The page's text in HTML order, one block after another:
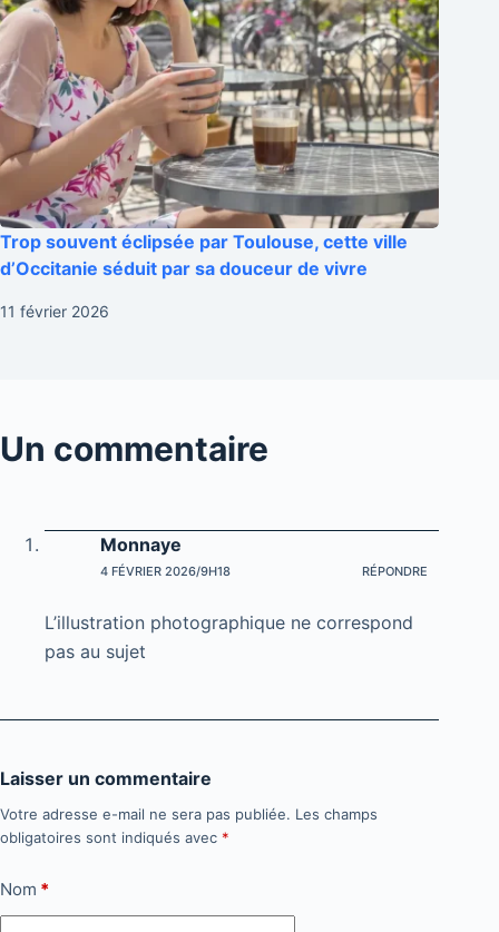
Trop souvent éclipsée par Toulouse, cette ville
d’Occitanie séduit par sa douceur de vivre
11 février 2026
Un commentaire
Monnaye
4 FÉVRIER 2026/9H18 RÉPONDRE
L’illustration photographique ne correspond
pas au sujet
Laisser un commentaire
Votre adresse e-mail ne sera pas publiée. Les champs
obligatoires sont indiqués avec *
Nom *